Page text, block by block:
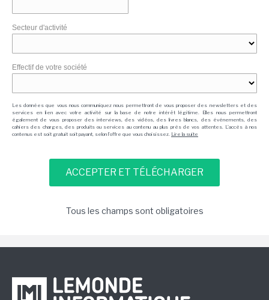
Secteur d'activité
Effectif de votre société
Les données que vous nous communiquez nous permettront de vous proposer des newsletters et des
services en lien avec votre activité sur la base de notre intérêt légitime. Elles nous permettront
également de vous proposer des interviews, des vidéos, des livres blancs, des événements, des
cahiers des charges, des produits ou services au contenu au plus près de vos attentes. L'accès à nos
contenus est soit gratuit soit payant, selon l'offre que vous choisissez. Lire la suite
Tous les champs sont obligatoires